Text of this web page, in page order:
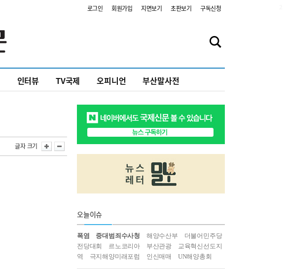
로그인 회원가입 지면보기 초판보기 구독신청
인터뷰 TV국제 오피니언 부산말사전
글자 크기
오늘이슈
폭염 중대범죄수사청 해양수산부
더불어민주당
전당대회
르노코리아 부산관광
교육혁신선도지
역
극지해양미래포럼 인신매매 UN해양총회